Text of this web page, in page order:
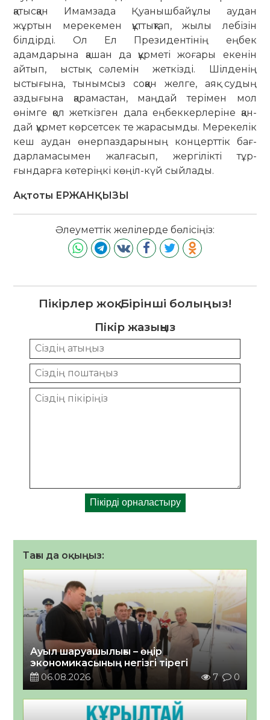
қатысқан Имамзада Қуа­ныш­байұлы аудан
жұртын мерекемен құт­тықтап, жылы лебізін
білдірді. Ол Ел Президентінің еңбек
адамдарына қашан да құрметі жоғары екенін
айтып, ыстық сәлемін жеткізді. Шілденің
ыстығына, тынымсыз соққан желге, аяқ судың
аздығына қарамастан, маңдай терімен мол
өнімге қол жеткізген дала еңбеккерлеріне қан­
дай құрмет көр­сетсек те жарасымды. Мерекелік
кеш аудан өнерпаздарының концерттік бағ­
дар­ламасымен жалғасып, жергілікті тұр­
ғындарға көтеріңкі көңіл-күй сыйлады.
Ақтоты ЕРЖАНҚЫЗЫ
Әлеуметтік желілерде бөлісіңіз:
Пікірлер жоқ. Бірінші болыңыз!
Пікір жазыңыз
Тағы да оқыңыз:
Ауыл шаруашылығы – өңір
экономикасының негізгі тірегі
06.08.2026
7 0